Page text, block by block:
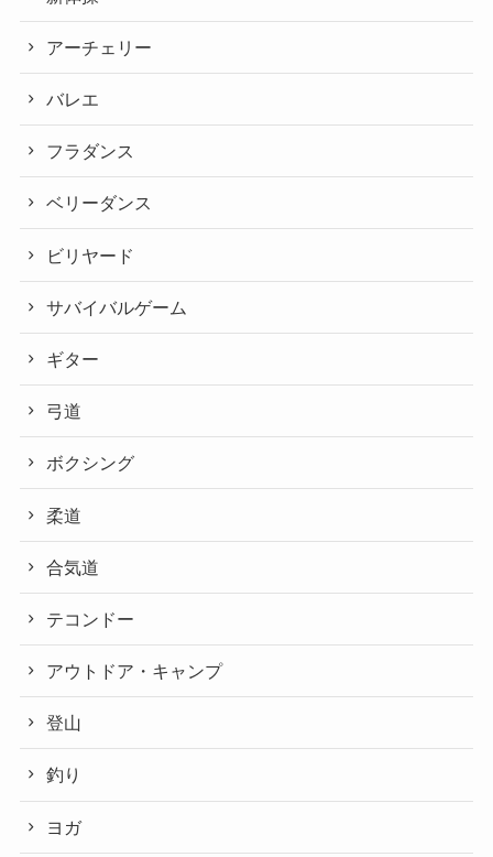
アーチェリー
バレエ
フラダンス
ベリーダンス
ビリヤード
サバイバルゲーム
ギター
弓道
ボクシング
柔道
合気道
テコンドー
アウトドア・キャンプ
登山
釣り
ヨガ